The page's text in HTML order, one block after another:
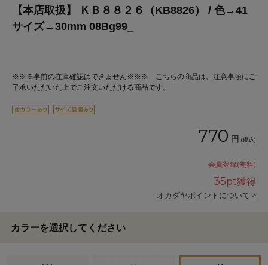
【本店取扱】 ＫＢ８８２６（KB8826） / 色→41
サイズ→30mm 08Bg99_
※※※事前の在庫確認はできません※※※ こちらの商品は、注意事項にご
了承いただいた上でご注文いただける商品です。
770 円 (税込)
会員登録(無料)
35pt獲得
オカダヤポイントについて >
カラーを選択してください